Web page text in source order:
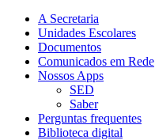
A Secretaria
Unidades Escolares
Documentos
Comunicados em Rede
Nossos Apps
SED
Saber
Perguntas frequentes
Biblioteca digital